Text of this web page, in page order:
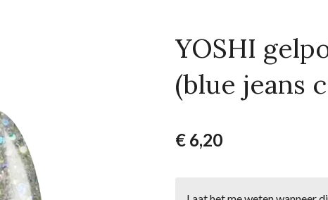
YOSHI
(blue jeans
€ 6,20